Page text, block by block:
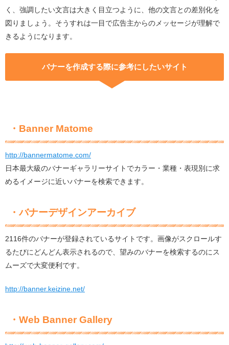
く、強調したい文言は大きく目立つように、他の文言との差別化を
図りましょう。そうすれは一目で広告主からのメッセージが理解で
きるようになります。
バナーを作成する際に参考にしたいサイト
・Banner Matome
http://bannermatome.com/
日本最大級のバナーギャラリーサイトでカラー・業種・表現別に求
めるイメージに近いバナーを検索できます。
・バナーデザインアーカイブ
2116件のバナーが登録されているサイトです。画像がスクロールす
るたびにどんどん表示されるので、望みのバナーを検索するのにス
ムーズで大変便利です。
http://banner.keizine.net/
・Web Banner Gallery